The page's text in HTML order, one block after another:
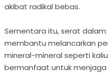
akibat radikal bebas.
Sementara itu, serat
membantu melancarkan
mineral-mineral seperti
bermanfaat untuk